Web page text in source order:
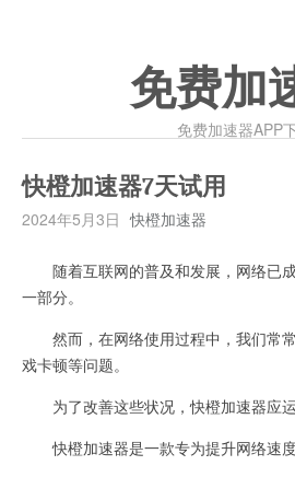
免费加
免费加速器APP
快橙加速器7天试用
2024年5月3日 快橙加速器
随着互联网的普及和发展，网络已
一部分。
然而，在网络使用过程中，我们常
戏卡顿等问题。
为了改善这些状况，快橙加速器应运
快橙加速器是一款专为提升网络速度